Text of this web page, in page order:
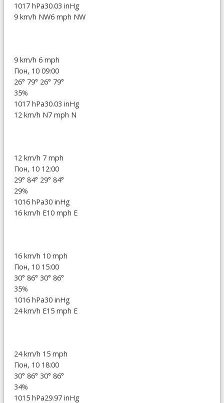
1017 hPa30.03 inHg
9 km/h NW6 mph NW
9 km/h 6 mph
Пон, 10 09:00
26° 79° 26° 79°
35%
1017 hPa30.03 inHg
12 km/h N7 mph N
12 km/h 7 mph
Пон, 10 12:00
29° 84° 29° 84°
29%
1016 hPa30 inHg
16 km/h E10 mph E
16 km/h 10 mph
Пон, 10 15:00
30° 86° 30° 86°
35%
1016 hPa30 inHg
24 km/h E15 mph E
24 km/h 15 mph
Пон, 10 18:00
30° 86° 30° 86°
34%
1015 hPa29.97 inHg